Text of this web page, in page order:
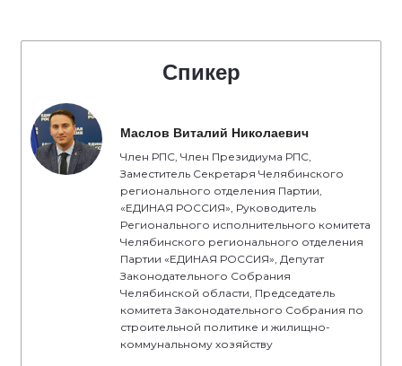
Спикер
Маслов Виталий Николаевич
Член РПС, Член Президиума РПС,
Заместитель Секретаря Челябинского
регионального отделения Партии,
«ЕДИНАЯ РОССИЯ», Руководитель
Регионального исполнительного комитета
Челябинского регионального отделения
Партии «ЕДИНАЯ РОССИЯ», Депутат
Законодательного Собрания
Челябинской области, Председатель
комитета Законодательного Собрания по
строительной политике и жилищно-
коммунальному хозяйству